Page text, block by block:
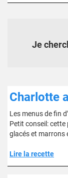
Je
Charlotte
Les menus de fin
Petit conseil:
glacés et marrons
Lire la recette